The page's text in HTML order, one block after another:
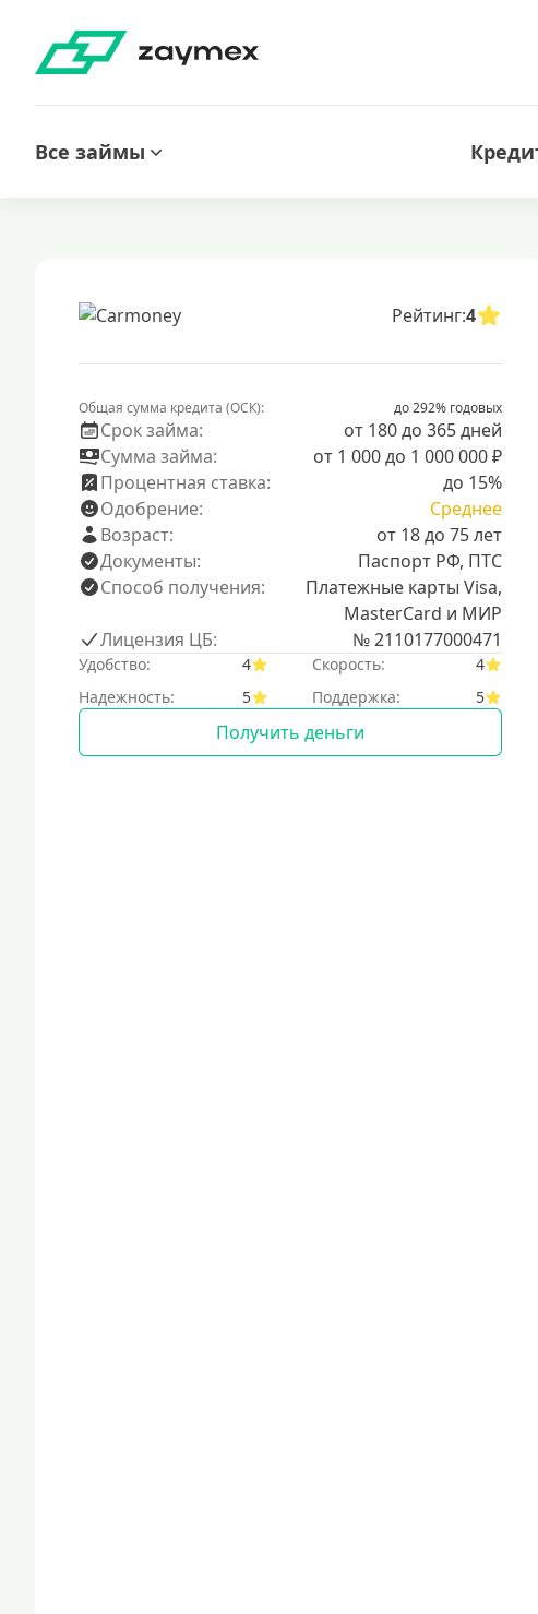
Все займы
Рейтинг:4
Общая сумма кредита (ОСК): до 292% годовых
Срок займа:
от 180 до 365 дней
Сумма займа:
от 1 000 до 1 000 000 ₽
Процентная ставка:
до 15%
Одобрение:
Среднее
Возраст:
от 18 до 75 лет
Документы:
Паспорт РФ, ПТС
Способ получения:
Платежные карты Visa,
MasterCard и МИР
Лицензия ЦБ:
№ 2110177000471
Удобство: 4 Скорость:
4
Надежность:
5 Поддержка: 5
Получить деньги